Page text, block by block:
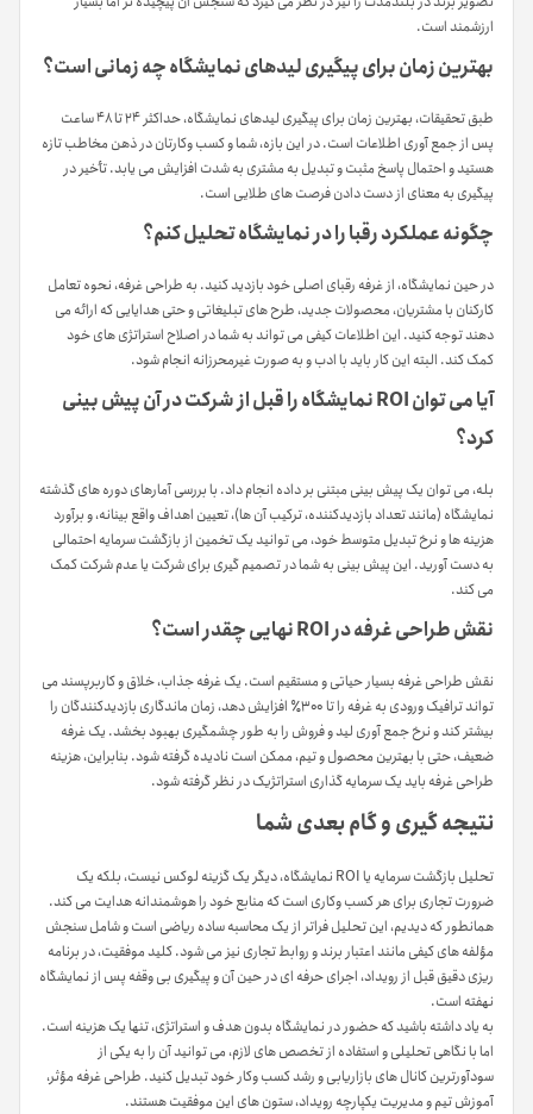
ارزشمند است.
بهترین زمان برای پیگیری لیدهای نمایشگاه چه زمانی است؟
طبق تحقیقات، بهترین زمان برای پیگیری لیدهای نمایشگاه، حداکثر ۲۴ تا ۴۸ ساعت
پس از جمع آوری اطلاعات است. در این بازه، شما و کسب وکارتان در ذهن مخاطب تازه
هستید و احتمال پاسخ مثبت و تبدیل به مشتری به شدت افزایش می یابد. تأخیر در
پیگیری به معنای از دست دادن فرصت های طلایی است.
چگونه عملکرد رقبا را در نمایشگاه تحلیل کنم؟
در حین نمایشگاه، از غرفه رقبای اصلی خود بازدید کنید. به طراحی غرفه، نحوه تعامل
کارکنان با مشتریان، محصولات جدید، طرح های تبلیغاتی و حتی هدایایی که ارائه می
دهند توجه کنید. این اطلاعات کیفی می تواند به شما در اصلاح استراتژی های خود
کمک کند. البته این کار باید با ادب و به صورت غیرمحرزانه انجام شود.
آیا می توان ROI نمایشگاه را قبل از شرکت در آن پیش بینی
کرد؟
بله، می توان یک پیش بینی مبتنی بر داده انجام داد. با بررسی آمارهای دوره های گذشته
نمایشگاه (مانند تعداد بازدیدکننده، ترکیب آن ها)، تعیین اهداف واقع بینانه، و برآورد
هزینه ها و نرخ تبدیل متوسط خود، می توانید یک تخمین از بازگشت سرمایه احتمالی
به دست آورید. این پیش بینی به شما در تصمیم گیری برای شرکت یا عدم شرکت کمک
می کند.
نقش طراحی غرفه در ROI نهایی چقدر است؟
نقش طراحی غرفه بسیار حیاتی و مستقیم است. یک غرفه جذاب، خلاق و کاربرپسند می
تواند ترافیک ورودی به غرفه را تا ۳۰۰٪ افزایش دهد، زمان ماندگاری بازدیدکنندگان را
بیشتر کند و نرخ جمع آوری لید و فروش را به طور چشمگیری بهبود بخشد. یک غرفه
ضعیف، حتی با بهترین محصول و تیم، ممکن است نادیده گرفته شود. بنابراین، هزینه
طراحی غرفه باید یک سرمایه گذاری استراتژیک در نظر گرفته شود.
نتیجه گیری و گام بعدی شما
تحلیل بازگشت سرمایه یا ROI نمایشگاه، دیگر یک گزینه لوکس نیست، بلکه یک
ضرورت تجاری برای هر کسب وکاری است که منابع خود را هوشمندانه هدایت می کند.
همانطور که دیدیم، این تحلیل فراتر از یک محاسبه ساده ریاضی است و شامل سنجش
مؤلفه های کیفی مانند اعتبار برند و روابط تجاری نیز می شود. کلید موفقیت، در برنامه
ریزی دقیق قبل از رویداد، اجرای حرفه ای در حین آن و پیگیری بی وقفه پس از نمایشگاه
نهفته است.
به یاد داشته باشید که حضور در نمایشگاه بدون هدف و استراتژی، تنها یک هزینه است.
اما با نگاهی تحلیلی و استفاده از تخصص های لازم، می توانید آن را به یکی از
سودآورترین کانال های بازاریابی و رشد کسب وکار خود تبدیل کنید. طراحی غرفه مؤثر،
آموزش تیم و مدیریت یکپارچه رویداد، ستون های این موفقیت هستند.